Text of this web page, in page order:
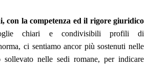
con la competenza ed il rigore giuridico
chiari e condivisibili profili di
ci sentiamo ancor più sostenuti nelle
sollevato nelle sedi romane, per indicare